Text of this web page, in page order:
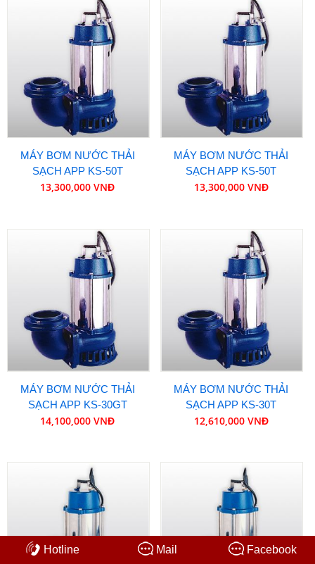
Hotline Mail Facebook
MÁY BƠM NƯỚC THẢI
SẠCH APP KS-50T
13,300,000 VNĐ
MÁY BƠM NƯỚC THẢI
SẠCH APP KS-50T
13,300,000 VNĐ
MÁY BƠM NƯỚC THẢI
SẠCH APP KS-30GT
14,100,000 VNĐ
MÁY BƠM NƯỚC THẢI
SẠCH APP KS-30T
12,610,000 VNĐ